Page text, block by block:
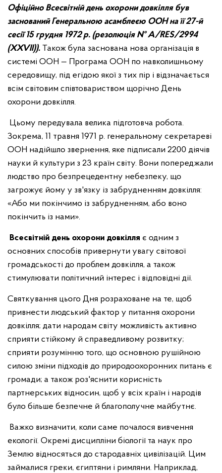
Офіційно Всесвітній день охорони довкілля був
заснований Генеральною асамблеєю ООН на її 27-й
сесії 15 грудня 1972 р. (резолюція № A/RES/2994
(XXVII)). Також була заснована нова організація в
системі ООН — Програма ООН по навколишньому
середовищу, під егідою якої з тих пір і відзначається
всім світовим співтовариством щорічно День
охорони довкілля.
Цьому передувала велика підготовча робота.
Зокрема, 11 травня 1971 р. генеральному секретареві
ООН надійшло звернення, яке підписали 2200 діячів
науки й культури з 23 країн світу. Вони попереджали
людство про безпрецедентну небезпеку, що
загрожує йому у зв'язку із забрудненням довкілля:
«Або ми покінчимо із забрудненням, або воно
покінчить із нами».
Всесвітній день охорони довкілля є одним з
основних способів привернути увагу світової
громадськості до проблем довкілля, а також
стимулювати політичний інтерес і відповідні дії.
Святкування цього Дня розраховане на те, щоб
привнести людський фактор у питання охорони
довкілля; дати народам світу можливість активно
сприяти стійкому й справедливому розвитку;
сприяти розумінню того, що основною рушійною
силою зміни підходів до природоохоронних питань є
громади; а також роз'яснити корисність
партнерських відносин, щоб у всіх країн і народів
було більше безпечне й благополучне майбутнє.
Важко визначити, коли саме почалося вивчення
екології. Окремі дисципліни біології та наук про
Землю відносяться до стародавніх цивілізацій. Цим
займалися греки, єгиптяни і римляни. Наприклад,